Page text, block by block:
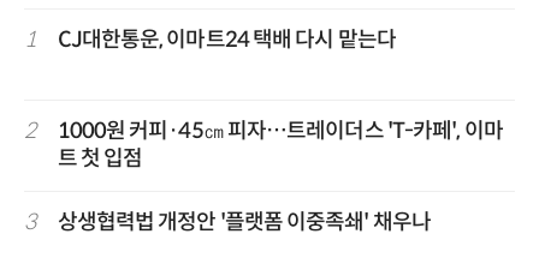
1 CJ대한통운, 이마트24 택배 다시 맡는다
2
1000원 커피·45㎝ 피자…트레이더스 'T-카페', 이마
트 첫 입점
3 상생협력법 개정안 '플랫폼 이중족쇄' 채우나